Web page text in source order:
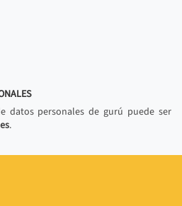
datos personales de gurú puede ser
.